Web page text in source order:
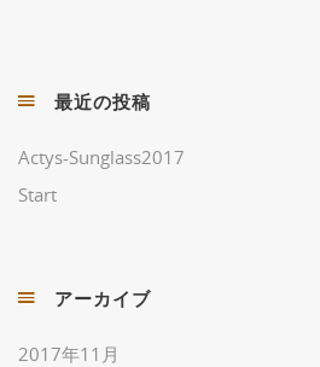
最近の投稿
Actys-Sunglass2017
Start
アーカイブ
2017年11月